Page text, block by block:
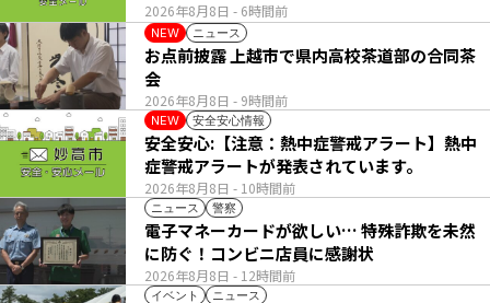
2026年8月8日 - 6時間前
NEW ニュース
2026年8月8日 - 9時間前
お点前披露 上越市で県内高校茶道部の合同茶
会
NEW 安全安心情報
2026年8月8日 - 10時間前
安全安心:【注意：熱中症警戒アラート】熱中
症警戒アラートが発表されています。
ニュース 警察
2026年8月8日 - 12時間前
電子マネーカードが欲しい… 特殊詐欺を未然
に防ぐ！コンビニ店員に感謝状
イベント ニュース